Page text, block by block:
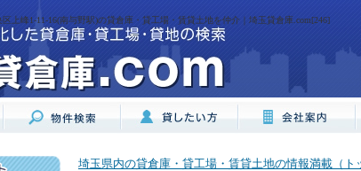
上峰1-11-16(南与野駅)の貸倉庫・貸工場・賃貸土地を仲介｜埼玉貸倉庫.com[246]
埼玉県内の貸倉庫・貸工場・賃貸土地の情報満載（ト